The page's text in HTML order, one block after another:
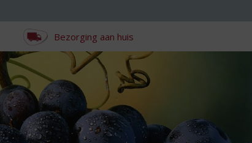
Bezorging aan huis